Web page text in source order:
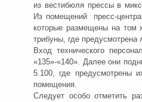
из вестибюля прессы в
Из помещений пресс-
которые размещены на
трибуны, где предусмотрена
Вход технического
«135»-«140». Далее они
5.100, где предусмотрены
помещения.
Следует особо отметить